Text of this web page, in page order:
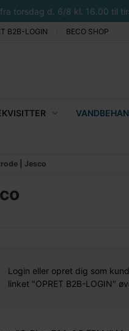
torsdag d. 6/8 kl. 16.00 til
B2B-LOGIN BECO SHOP
| Jesco
Login eller opret dig som
linket "OPRET B2B-LOGIN"